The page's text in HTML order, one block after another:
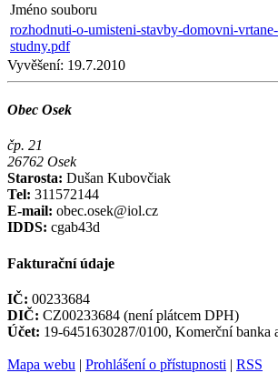
Jméno souboru
rozhodnuti-o-umisteni-stavby-domovni-vrtane-
studny.pdf
Vyvěšení: 19.7.2010
Obec Osek
čp. 21
26762 Osek
Starosta: Dušan Kubovčiak
Tel: 311572144
E-mail: obec.osek@iol.cz
IDDS: cgab43d
Fakturační údaje
IČ: 00233684
DIČ: CZ00233684 (není plátcem DPH)
Účet: 19-6451630287/0100, Komerční banka
Mapa webu | Prohlášení o přístupnosti | RSS